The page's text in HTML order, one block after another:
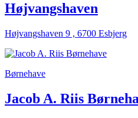
Højvangshaven
Højvangshaven 9 , 6700 Esbjerg
Børnehave
Jacob A. Riis